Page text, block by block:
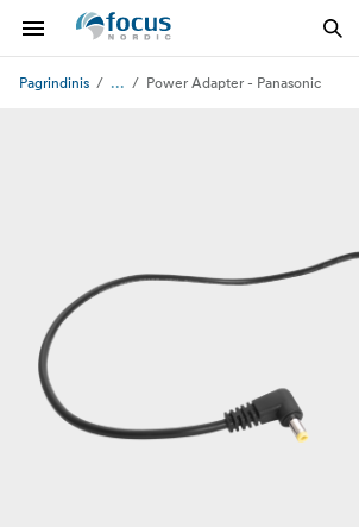
Pagrindinis ... Power Adapter - Panasonic